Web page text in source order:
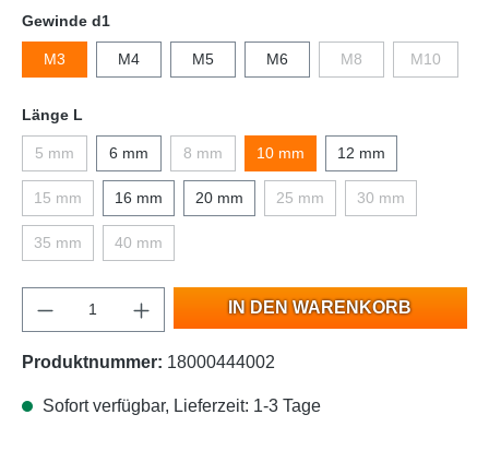
Gewinde d1
M3 M4 M5 M6 M8 M10
Länge L
5 mm 6 mm 8 mm 10 mm 12 mm
15 mm 16 mm 20 mm 25 mm 30 mm
35 mm 40 mm
IN DEN WARENKORB
Produktnummer: 18000444002
Sofort verfügbar, Lieferzeit: 1-3 Tage